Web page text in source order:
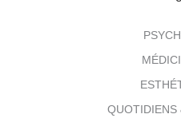
QUOTIDIENS